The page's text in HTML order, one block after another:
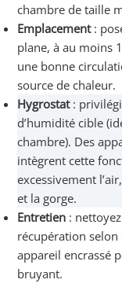
chambre de taille
Emplacement:
plane, à au moins
une bonne
source de chaleur.
Hygrostat:
d’humidité cible
chambre). Des
intègrent cette
excessivement
et la gorge.
Entretien :
récupération
appareil encrassé
bruyant.